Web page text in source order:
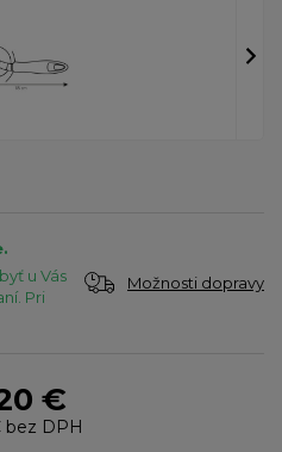
u Vás
Pri
Možnosti dopravy
€
bez DPH